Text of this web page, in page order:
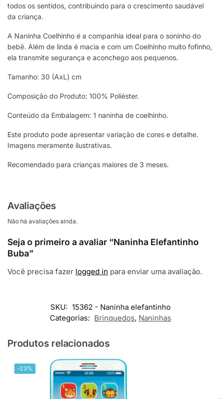
todos os sentidos, contribuindo para o crescimento saudável
da criança.
A Naninha Coelhinho é a companhia ideal para o soninho do
bebê. Além de linda é macia e com um Coelhinho muito fofinho,
ela transmite segurança e aconchego aos pequenos.
Tamanho: 30 (AxL) cm
Composição do Produto: 100% Poliéster.
Conteúdo da Embalagem: 1 naninha de coelhinho.
Este produto pode apresentar variação de cores e detalhe.
Imagens meramente ilustrativas.
Recomendado para crianças maiores de 3 meses.
Avaliações
Não há avaliações ainda.
Seja o primeiro a avaliar “Naninha Elefantinho
Buba”
Você precisa fazer logged in para enviar uma avaliação.
SKU: 15362 - Naninha elefantinho
Categorias: Brinquedos, Naninhas
Produtos relacionados
-23%